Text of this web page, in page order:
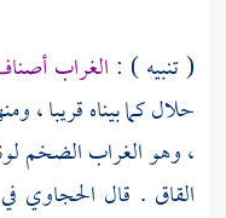
( تنبيه ) : الغراب
حلال كما بيناه قريبا ،
، وهو الغراب الضخم
القاق . قال الحجاوي